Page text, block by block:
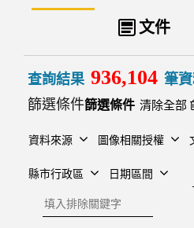
文件
查詢結果 936,104 筆
篩選條件
清除全部
資料來源 圖像相關授權
縣市行政區 日期區間
排除關鍵字